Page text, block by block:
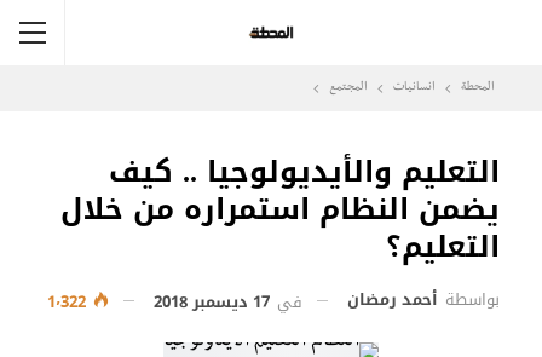
المحطة انسانيات المجتمع
التعليم والأيديولوجيا .. كيف
يضمن النظام استمراره من خلال
التعليم؟
بواسطة أحمد رمضان في 17 ديسمبر 2018